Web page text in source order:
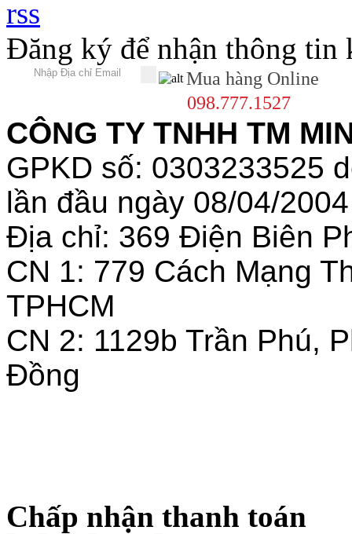
Đăng ký để nhận thông tin
Mua hàng Online
098.777.1527
CÔNG TY TNHH TM
GPKD số: 0303233525
lần đầu ngày 08/04/2004
Địa chỉ: 369 Điện Biên
CN 1: 779 Cách Mạng
TPHCM
CN 2: 1129b Trần Phú,
Đồng
Chấp nhận thanh toán